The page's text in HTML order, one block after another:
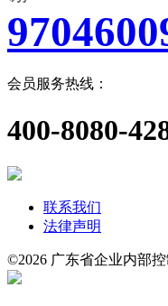
会员服务热线：
400-8080-
联系我们
法律声明
©2026 广东省企业内部